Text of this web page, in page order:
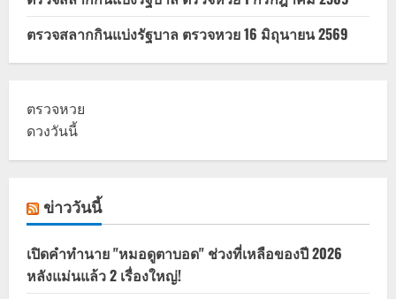
ตรวจสลากกินแบ่งรัฐบาล ตรวจหวย 16 มิถุนายน 2569
ตรวจหวย
ดวงวันนี้
ข่าววันนี้
เปิดคำทำนาย "หมอดูตาบอด" ช่วงที่เหลือของปี 2026
หลังแม่นแล้ว 2 เรื่องใหญ่!